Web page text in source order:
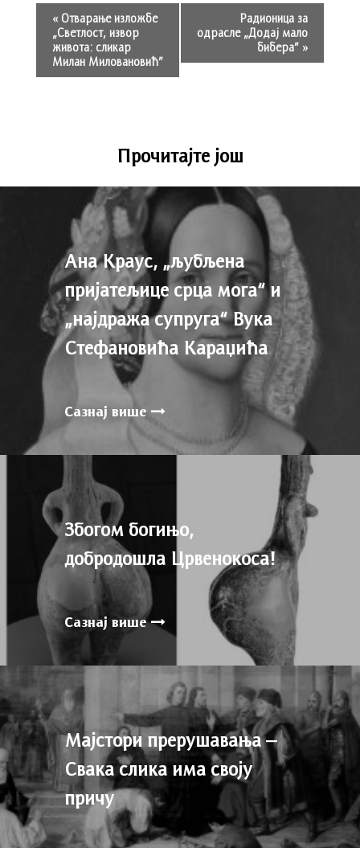
«Отварање изложбе
„Светлост, извор
живота: сликар
Милан Миловановић”
Радионица за
одрасле „Додај мало
бибера” »
Прочитајте још
Ана Краус, „љубљена
пријатељице срца мога“ и
„најдража супруга“ Вука
Стефановића Караџића
Сазнај више
Збогом богињо,
добродошла Црвенокоса!
Сазнај више
Мајстори прерушавања –
Свака слика има своју
причу